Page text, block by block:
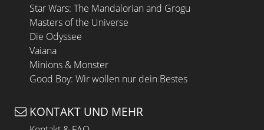
Star Wars: The Mandalorian and Grogu
Masters of the Universe
Die Odyssee
Vaiana
Minions & Monster
Good Boy: Wir wollen nur dein Bestes
KONTAKT UND MEHR